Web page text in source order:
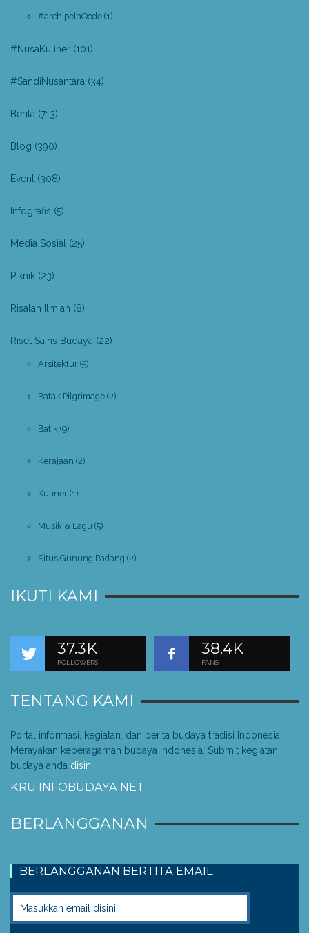
#archipelaQode (1)
#NusaKuliner (101)
#SandiNusantara (34)
Berita (713)
Blog (390)
Event (308)
Infografis (5)
Media Sosial (25)
Piknik (23)
Risalah Ilmiah (8)
Riset Sains Budaya (22)
Arsitektur (5)
Batak Pilgrimage (2)
Batik (9)
Kerajaan (2)
Kuliner (1)
Musik & Lagu (5)
Situs Gunung Padang (2)
IKUTI KAMI
37.3K
FOLLOWERS
38.4K
FANS
TENTANG KAMI
Portal informasi, kegiatan, dan berita budaya tradisi Indonesia.
Merayakan keberagaman budaya Indonesia. Submit kegiatan
budaya anda disini
KRU INFOBUDAYA.NET
BERLANGGANAN
BERLANGGANAN BERTITA EMAIL